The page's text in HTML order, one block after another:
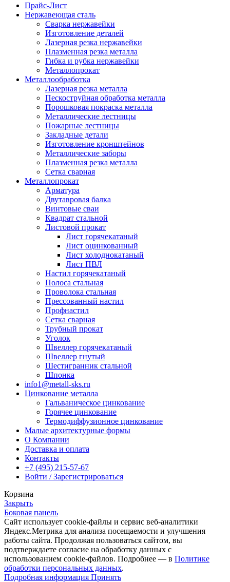
Прайс-Лист
Нержавеющая сталь
Сварка нержавейки
Изготовление деталей
Лазерная резка нержавейки
Плазменная резка металла
Гибка и рубка нержавейки
Металлопрокат
Металлообработка
Лазерная резка металла
Пескоструйная обработка металла
Порошковая покраска металла
Металлические лестницы
Пожарные лестницы
Закладные детали
Изготовление кронштейнов
Металлические заборы
Плазменная резка металла
Сетка сварная
Металлопрокат
Арматура
Двутавровая балка
Винтовые сваи
Квадрат стальной
Листовой прокат
Лист горячекатаный
Лист оцинкованный
Лист холоднокатаный
Лист ПВЛ
Настил горячекатаный
Полоса стальная
Проволока стальная
Прессованный настил
Профнастил
Сетка сварная
Трубный прокат
Уголок
Швеллер горячекатаный
Швеллер гнутый
Шестигранник стальной
Шпонка
info1@metall-sks.ru
Цинкование металла
Гальваническое цинкование
Горячее цинкование
Термодиффузионное цинкование
Малые архитектурные формы
О Компании
Доставка и оплата
Контакты
+7 (495) 215-57-67
Войти / Зарегистрироваться
Корзина
Закрыть
Боковая панель
Сайт использует cookie-файлы и сервис веб-аналитики
Яндекс.Метрика для анализа посещаемости и улучшения
работы сайта. Продолжая пользоваться сайтом, вы
подтверждаете согласие на обработку данных с
использованием cookie-файлов. Подробнее — в Политике
обработки персональных данных.
Подробная информация Подробная
Принять